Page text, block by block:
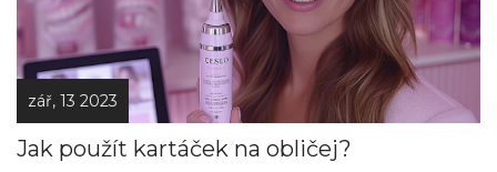
zář, 13 2023
Jak použít kartáček na obličej?